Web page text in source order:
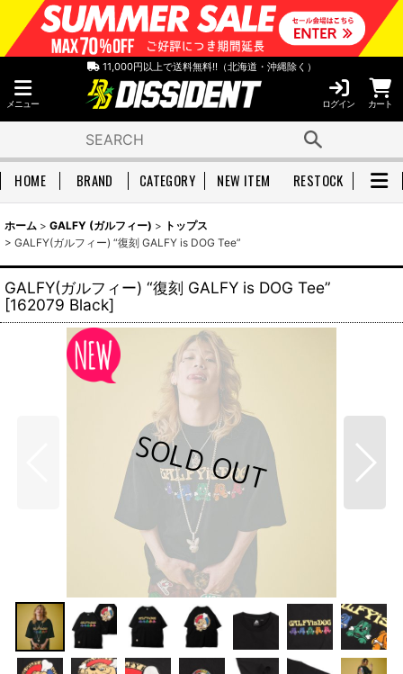
11,000円以上で送料無料!!（北海道・沖縄除く）
メニュー ログイン カート
HOME BRAND CATEGORY NEW ITEM RESTOCK
ホーム > GALFY (ガルフィー) > トップス
> GALFY(ガルフィー) “復刻 GALFY is DOG Tee”
GALFY(ガルフィー) “復刻 GALFY is DOG Tee”
[162079 Black]